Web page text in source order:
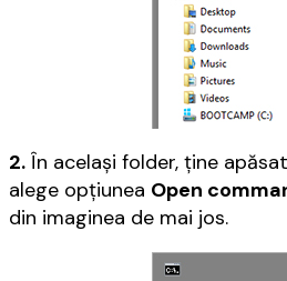
2. În același folder, ține
alege opțiunea Open
din imaginea de mai jos.